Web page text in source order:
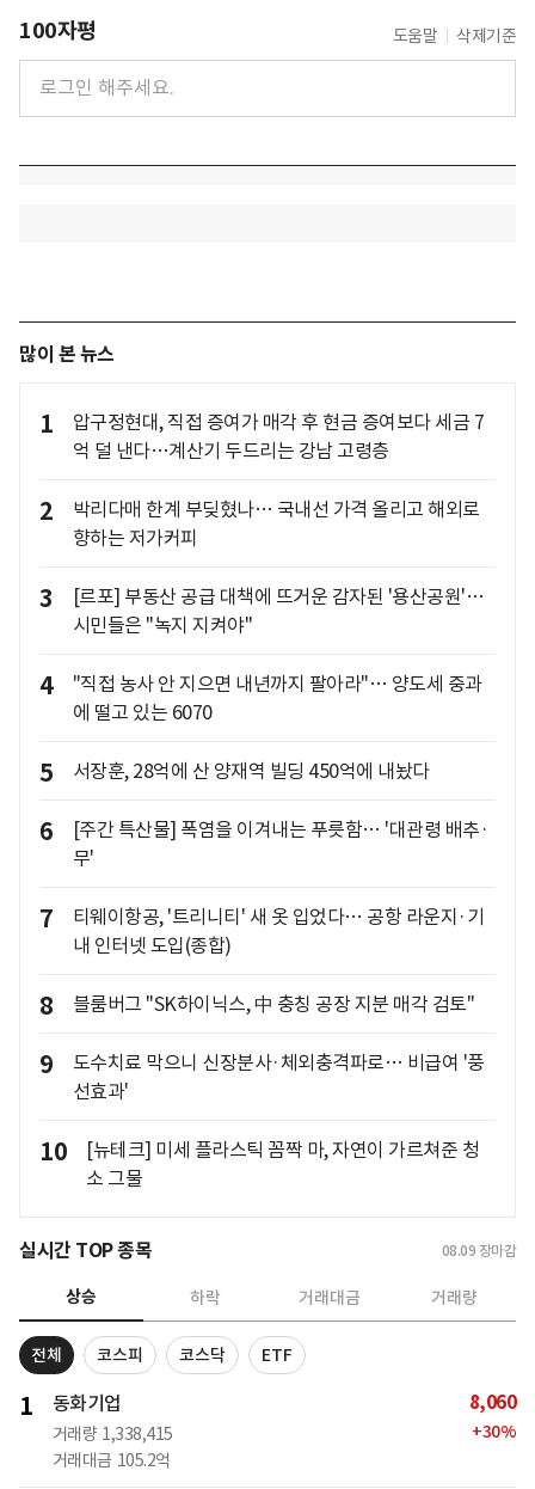
100자평 도움말 삭제기준
많이 본 뉴스
1
압구정현대, 직접 증여가 매각 후 현금 증여보다 세금 7
억 덜 낸다…계산기 두드리는 강남 고령층
2
박리다매 한계 부딪혔나… 국내선 가격 올리고 해외로
향하는 저가커피
3
[르포] 부동산 공급 대책에 뜨거운 감자된 '용산공원'…
시민들은 "녹지 지켜야"
4
"직접 농사 안 지으면 내년까지 팔아라"… 양도세 중과
에 떨고 있는 6070
5 서장훈, 28억에 산 양재역 빌딩 450억에 내놨다
6
[주간 특산물] 폭염을 이겨내는 푸릇함… '대관령 배추·
무'
7
티웨이항공, '트리니티' 새 옷 입었다… 공항 라운지·기
내 인터넷 도입(종합)
8 블룸버그 "SK하이닉스, 中 충칭 공장 지분 매각 검토"
9
도수치료 막으니 신장분사·체외충격파로… 비급여 '풍
선효과'
10
[뉴테크] 미세 플라스틱 꼼짝 마, 자연이 가르쳐준 청
소 그물
실시간 TOP 종목 08.09 장마감
상승 하락 거래대금 거래량
전체 코스피 코스닥 ETF
1 동화기업
거래량 1,338,415
거래대금 105.2억
8,060
+30%